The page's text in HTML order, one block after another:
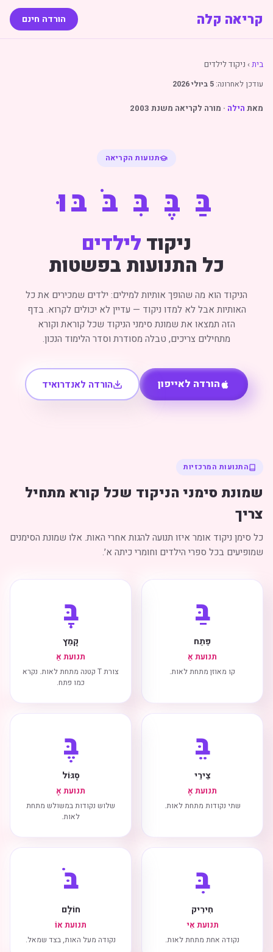
קריאה קלה הורדה חינם
בית› ניקוד לילדים
עודכן לאחרונה: 5 ביולי 2026
מאת הילה · מורה לקריאה משנת 2003
תנועות הקריאה
בַּ בֶּ בִּ בֹּ בּוּ
ניקוד לילדים
כל התנועות בפשטות
הניקוד הוא מה שהופך אותיות למילים: ילדים שמכירים את כל
האותיות אבל לא למדו ניקוד — עדיין לא יכולים לקרוא. בדף
הזה תמצאו את שמונת סימני הניקוד שכל קוראת וקורא
מתחילים צריכים, טבלה מסודרת וסדר הלימוד הנכון.
הורדה לאייפון הורדה לאנדרואיד
התנועות המרכזיות
שמונת סימני הניקוד שכל קורא מתחיל
צריך
כל סימן ניקוד אומר איזו תנועה להגות אחרי האות. אלו שמונת הסימנים
שמופיעים בכל ספרי הילדים וחומרי כיתה א׳.
בַּ
פַּתַח
תנועת אַ
קו מאוזן מתחת לאות.
בָּ
קָמַץ
תנועת אַ
צורת T קטנה מתחת לאות. נקרא
כמו פתח.
בֵּ
צֵירֵי
תנועת אֶ
שתי נקודות מתחת לאות.
בֶּ
סֶגּוֹל
תנועת אֶ
שלוש נקודות במשולש מתחת
לאות.
בִּ
חִירִיק
תנועת אִי
נקודה אחת מתחת לאות.
בֹּ
חוֹלָם
תנועת אוֹ
נקודה מעל האות, בצד שמאל.